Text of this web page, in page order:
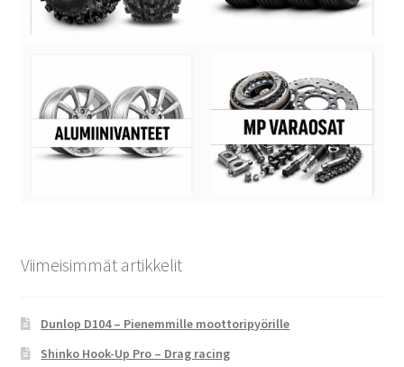
Viimeisimmät artikkelit
Dunlop D104 – Pienemmille moottoripyörille
Shinko Hook-Up Pro – Drag racing